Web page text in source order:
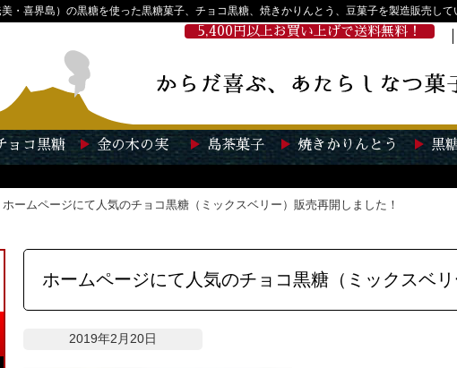
・喜界島）の黒糖を使った黒糖菓子、チョコ黒糖、焼きかりんとう、豆菓子を製造販売して
5,400円以上お買い上げで送料無料！
ョコ黒糖 金の木の実 島茶菓子 焼きかりんとう 黒
ホームページにて人気のチョコ黒糖（ミックスベリー）販売再開しました！
ホームページにて人気のチョコ黒糖（ミックスベ
2019年2月20日